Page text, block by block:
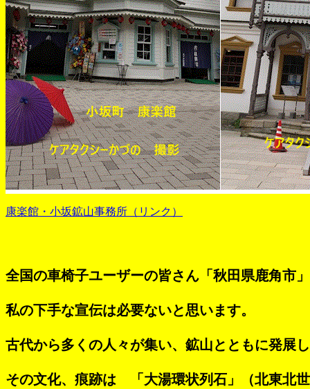
康楽館・小坂鉱山事務所（リンク）
全国の車椅子ユーザーの皆さん「秋田県鹿角市
私の下手な宣伝は必要ないと思います。
古代から多くの人々が集い、鉱山とともに発展
その文化、痕跡は　「大湯環状列石」（北東北